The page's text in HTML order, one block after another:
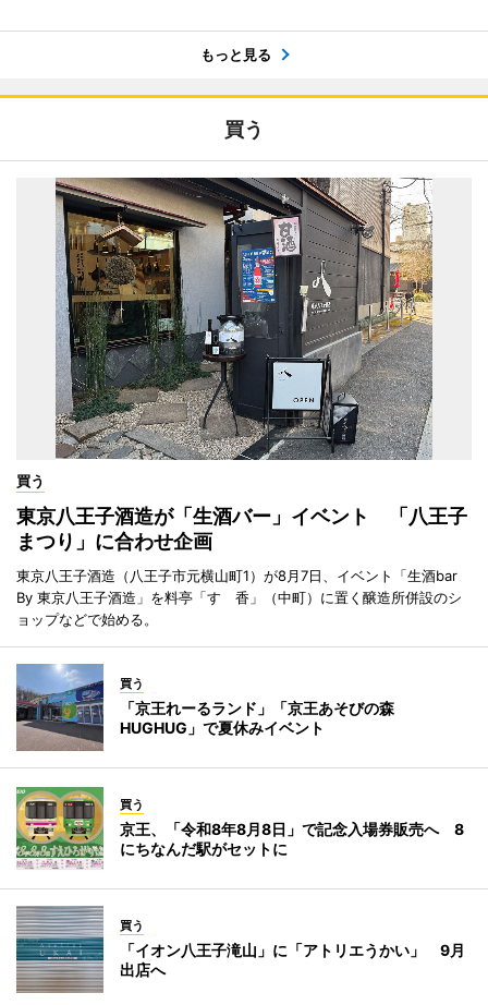
もっと見る
買う
買う
東京八王子酒造が「生酒バー」イベント 「八王子
まつり」に合わせ企画
東京八王子酒造（八王子市元横山町1）が8月7日、イベント「生酒bar
By 東京八王子酒造」を料亭「すゞ香」（中町）に置く醸造所併設のシ
ョップなどで始める。
買う
「京王れーるランド」「京王あそびの森
HUGHUG」で夏休みイベント
買う
京王、「令和8年8月8日」で記念入場券販売へ 8
にちなんだ駅がセットに
買う
「イオン八王子滝山」に「アトリエうかい」 9月
出店へ